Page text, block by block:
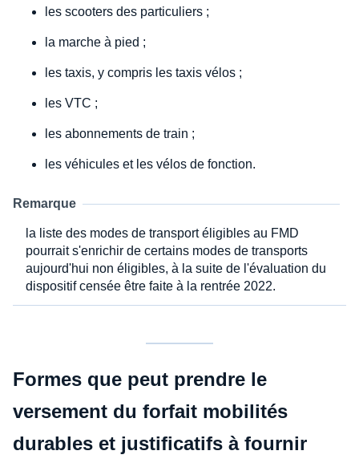
les scooters des particuliers ;
la marche à pied ;
les taxis, y compris les taxis vélos ;
les VTC ;
les abonnements de train ;
les véhicules et les vélos de fonction.
Remarque
la liste des modes de transport éligibles au FMD
pourrait s'enrichir de certains modes de transports
aujourd'hui non éligibles, à la suite de l'évaluation du
dispositif censée être faite à la rentrée 2022.
Formes que peut prendre le
versement du forfait mobilités
durables et justificatifs à fournir